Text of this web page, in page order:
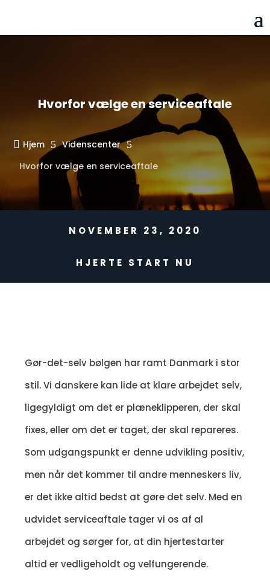
Hvorfor vælge en serviceaftale
 Hjem 5 Videnscenter 5
Hvorfor vælge en serviceaftale
NOVEMBER 23, 2020
HJERTE START NU
Gør-det-selv bølgen har ramt Danmark i stor
stil. Vi danskere kan lide at klare arbejdet selv,
ligegyldigt om det er plæneklipperen, der skal
fixes, eller om det er taget, der skal repareres.
Som udgangspunkt er denne udvikling positiv,
men når det kommer til andre menneskers liv,
er det ikke altid bedst at gøre det selv. Med en
udvidet serviceaftale tager vi os af al
arbejdet og sørger for, at din hjertestarter
altid er vedligeholdt og velfungerende.